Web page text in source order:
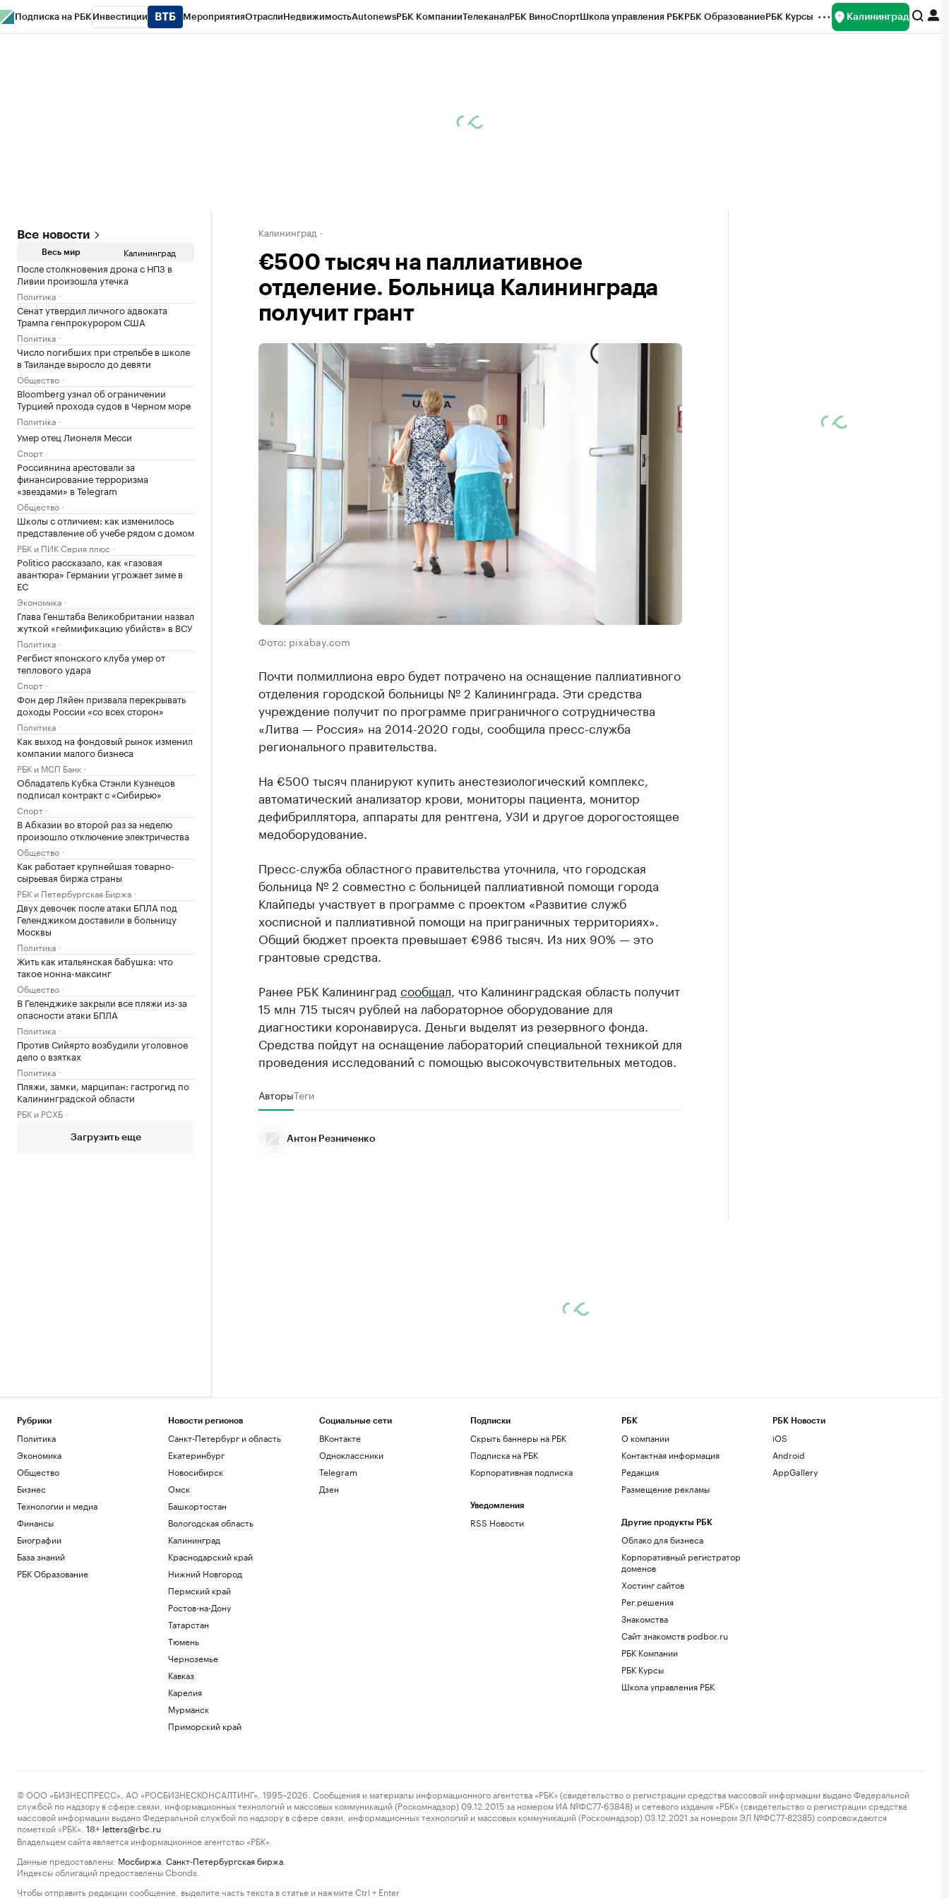
Подписка на РБК Инвестиции МероприятияОтраслиНедвижимостьAutonewsРБК КомпанииТелеканалРБК ВиноСпортШкола управления РБКРБК ОбразованиеРБК Курсы Калининград
Все новости
Весь мир Калининград
После столкновения дрона с НПЗ в
Ливии произошла утечка
Политика
Сенат утвердил личного адвоката
Трампа генпрокурором США
Политика
Число погибших при стрельбе в школе
в Таиланде выросло до девяти
Общество
Bloomberg узнал об ограничении
Турцией прохода судов в Черном море
Политика
Умер отец Лионеля Месси
Спорт
Россиянина арестовали за
финансирование терроризма
«звездами» в Telegram
Общество
Школы с отличием: как изменилось
представление об учебе рядом с домом
РБК и ПИК Серия плюс
Politico рассказало, как «газовая
авантюра» Германии угрожает зиме в
ЕС
Экономика
Глава Генштаба Великобритании назвал
жуткой «геймификацию убийств» в ВСУ
Политика
Регбист японского клуба умер от
теплового удара
Спорт
Фон дер Ляйен призвала перекрывать
доходы России «со всех сторон»
Политика
Как выход на фондовый рынок изменил
компании малого бизнеса
РБК и МСП Банк
Обладатель Кубка Стэнли Кузнецов
подписал контракт с «Сибирью»
Спорт
В Абхазии во второй раз за неделю
произошло отключение электричества
Общество
Как работает крупнейшая товарно-
сырьевая биржа страны
РБК и Петербургская Биржа
Двух девочек после атаки БПЛА под
Геленджиком доставили в больницу
Москвы
Политика
Жить как итальянская бабушка: что
такое нонна-максинг
Общество
В Геленджике закрыли все пляжи из-за
опасности атаки БПЛА
Политика
Против Сийярто возбудили уголовное
дело о взятках
Политика
Пляжи, замки, марципан: гастрогид по
Калининградской области
РБК и РСХБ
Загрузить еще
Калининград
€500 тысяч на паллиативное
отделение. Больница Калининграда
получит грант
Фото: pixabay.com
Почти полмиллиона евро будет потрачено на оснащение паллиативного
отделения городской больницы № 2 Калининграда. Эти средства
учреждение получит по программе приграничного сотрудничества
«Литва — Россия» на 2014-2020 годы, сообщила пресс-служба
регионального правительства.
На €500 тысяч планируют купить анестезиологический комплекс,
автоматический анализатор крови, мониторы пациента, монитор
дефибриллятора, аппараты для рентгена, УЗИ и другое дорогостоящее
медоборудование.
Пресс-служба областного правительства уточнила, что городская
больница № 2 совместно с больницей паллиативной помощи города
Клайпеды участвует в программе с проектом «Развитие служб
хосписной и паллиативной помощи на приграничных территориях».
Общий бюджет проекта превышает €986 тысяч. Из них 90% — это
грантовые средства.
Ранее РБК Калининград сообщал , что Калининградская область получит
15 млн 715 тысяч рублей на лабораторное оборудование для
диагностики коронавируса. Деньги выделят из резервного фонда.
Средства пойдут на оснащение лабораторий специальной техникой для
проведения исследований с помощью высокочувствительных методов.
АвторыТеги
Антон Резниченко
Рубрики
Политика
Экономика
Общество
Бизнес
Технологии и медиа
Финансы
Биографии
База знаний
РБК Образование
Новости регионов
Санкт-Петербург и область
Екатеринбург
Новосибирск
Омск
Башкортостан
Вологодская область
Калининград
Краснодарский край
Нижний Новгород
Пермский край
Ростов-на-Дону
Татарстан
Тюмень
Черноземье
Кавказ
Карелия
Мурманск
Приморский край
Социальные сети
ВКонтакте
Одноклассники
Telegram
Дзен
Подписки
Скрыть баннеры на РБК
Подписка на РБК
Корпоративная подписка
Уведомления
RSS Новости
РБК
О компании
Контактная информация
Редакция
Размещение рекламы
Другие продукты РБК
Облако для бизнеса
Корпоративный регистратор
доменов
Хостинг сайтов
Рег.решения
Знакомства
Сайт знакомств podbor.ru
РБК Компании
РБК Курсы
Школа управления РБК
РБК Новости
iOS
Android
AppGallery
© ООО «БИЗНЕСПРЕСС», АО «РОСБИЗНЕСКОНСАЛТИНГ», 1995–2026. Сообщения и материалы информационного агентства «РБК» (свидетельство о регистрации средства массовой информации выдано Федеральной
службой по надзору в сфере связи, информационных технологий и массовых коммуникаций (Роскомнадзор) 09.12.2015 за номером ИА №ФС77-63848) и сетевого издания «РБК» (свидетельство о регистрации средства
массовой информации выдано Федеральной службой по надзору в сфере связи, информационных технологий и массовых коммуникаций (Роскомнадзор) 03.12.2021 за номером ЭЛ №ФС77-82385) сопровождаются
пометкой «РБК».
18+ letters@rbc.ru
Владельцем сайта является информационное агентство «РБК».
Данные предоставлены: Мосбиржа Санкт-Петербургская биржа
Индексы облигаций предоставлены Cbonds.
Чтобы отправить редакции сообщение, выделите часть текста в статье и нажмите Ctrl + Enter